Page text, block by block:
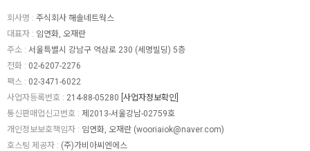
회사명 : 주식회사 해솔네트웍스
대표자 : 임연화, 오재란
주소 : 서울특별시 강남구 역삼로 230 (세명빌딩) 5층
전화 : 02-6207-2276
팩스 : 02-3471-6022
사업자등록번호 : 214-88-05280 [사업자정보확인]
통신판매업신고번호 : 제2013-서울강남-02759호
개인정보보호책임자 : 임연화, 오재란 (wooriaiok@naver.com)
호스팅 제공자 : (주)가비아씨엔에스